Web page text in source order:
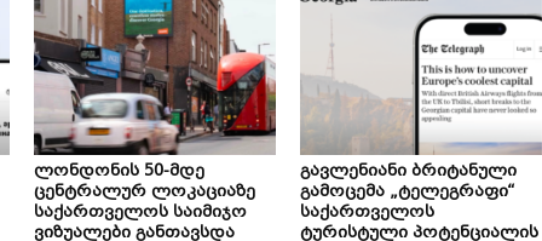
ლონდონის 50-მდე
ცენტრალურ ლოკაციაზე
საქართველოს საიმიჯო
ვიზუალები განთავსდა
გავლენიანი ბრიტანული
გამოცემა „ტელეგრაფი“
საქართველოს
ტურისტული პოტენციალის